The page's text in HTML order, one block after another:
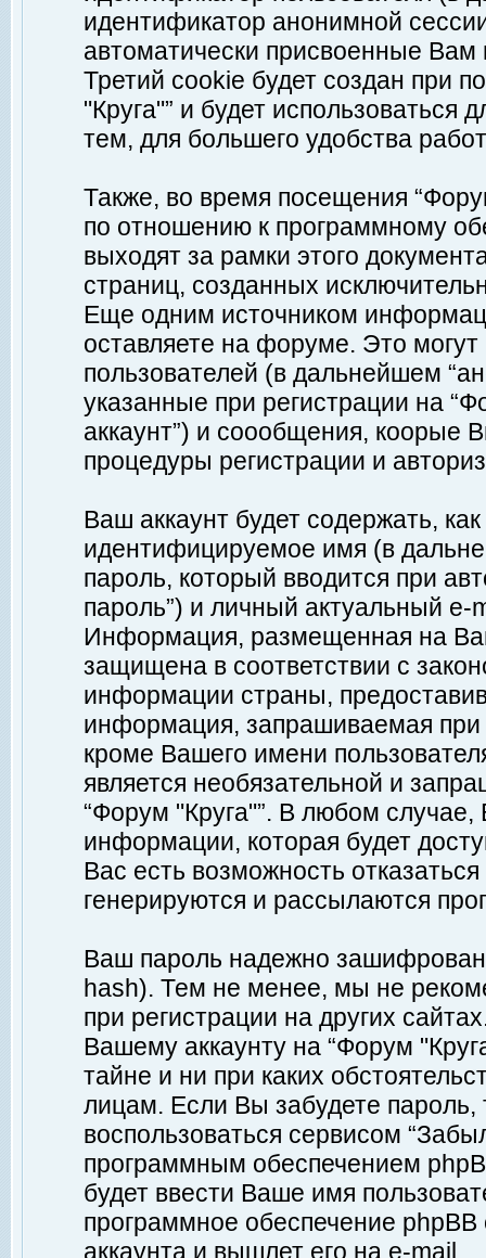
идентификатор анонимной
автоматически присвоенные
Третий cookie будет создан при
"Круга"” и будет
тем, для большего удобства
Также, во время посещения
по отношению к программному
выходят за рамки этого
страниц, созданных
Еще одним источником
оставляете на форуме. Это
пользователей (в дальнейшем
указанные при регистрации на
аккаунт”) и соообщения, коорые
процедуры регистрации и
Ваш аккаунт будет содержать,
идентифицируемое имя (в
пароль, который вводится при
пароль”) и личный актуальный
Информация, размещенная на
защищена в соответствии с
информации страны,
информация, запрашиваемая при
кроме Вашего имени
является необязательной и
“Форум "Круга"”. В любом
информации, которая будет
Вас есть возможность
генерируются и рассылаются
Ваш пароль надежно
hash). Тем не менее, мы не
при регистрации на других
Вашему аккаунту на “Форум
тайне и ни при каких
лицам. Если Вы забудете пароль,
воспользоваться сервисом
программным обеспечением
будет ввести Ваше имя
программное обеспечение
аккаунта и вышлет его на e-mail.